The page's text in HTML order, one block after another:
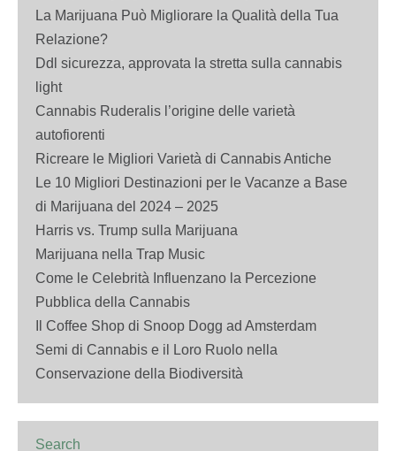
La Marijuana Può Migliorare la Qualità della Tua
Relazione?
Ddl sicurezza, approvata la stretta sulla cannabis
light
Cannabis Ruderalis l’origine delle varietà
autofiorenti
Ricreare le Migliori Varietà di Cannabis Antiche
Le 10 Migliori Destinazioni per le Vacanze a Base
di Marijuana del 2024 – 2025
Harris vs. Trump sulla Marijuana
Marijuana nella Trap Music
Come le Celebrità Influenzano la Percezione
Pubblica della Cannabis
Il Coffee Shop di Snoop Dogg ad Amsterdam
Semi di Cannabis e il Loro Ruolo nella
Conservazione della Biodiversità
Search